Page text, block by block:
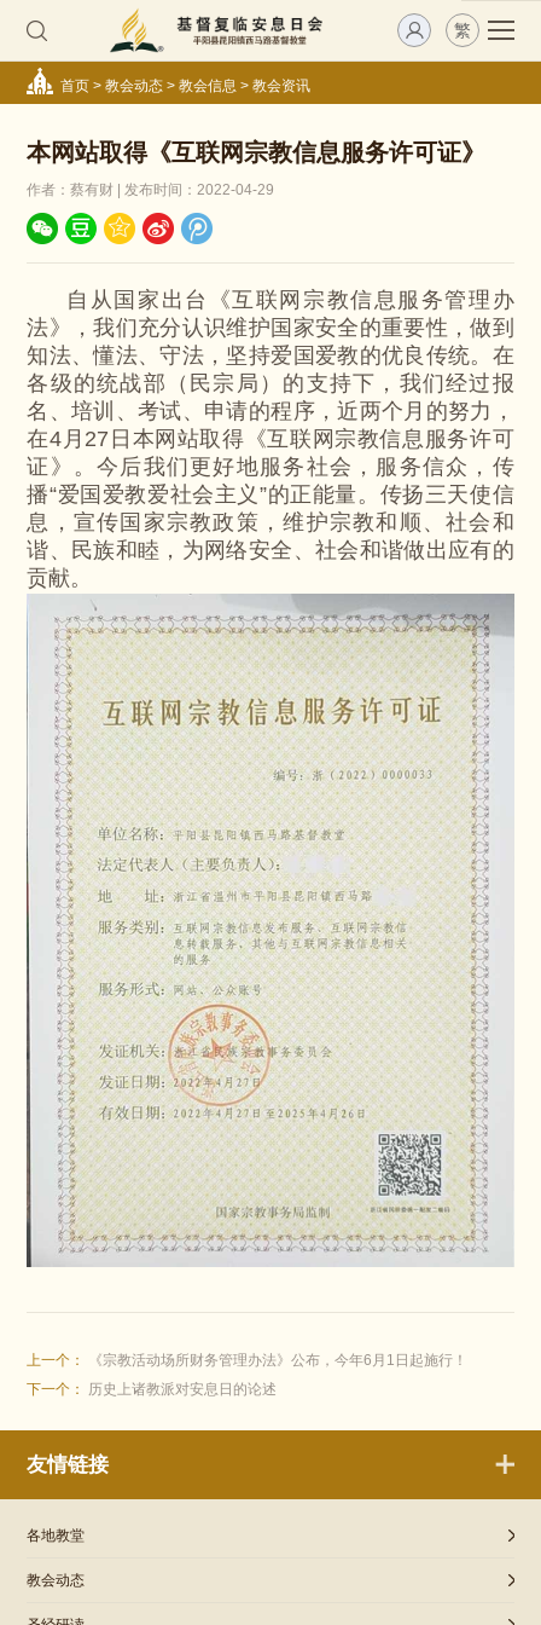
繁
首页> 教会动态> 教会信息 > 教会资讯
本网站取得《互联网宗教信息服务许可证》
作者：蔡有财 | 发布时间：2022-04-29
自从国家出台《互联网宗教信息服务管理办
法》，我们充分认识维护国家安全的重要性，做到
知法、懂法、守法，坚持爱国爱教的优良传统。在
各级的统战部（民宗局）的支持下，我们经过报
名、培训、考试、申请的程序，近两个月的努力，
在4月27日本网站取得《互联网宗教信息服务许可
证》。今后我们更好地服务社会，服务信众，传
播“爱国爱教爱社会主义”的正能量。传扬三天使信
息，宣传国家宗教政策，维护宗教和顺、社会和
谐、民族和睦，为网络安全、社会和谐做出应有的
贡献。
上一个：
《宗教活动场所财务管理办法》公布，今年6月1日起施行！
下一个： 历史上诸教派对安息日的论述
友情链接
各地教堂
教会动态